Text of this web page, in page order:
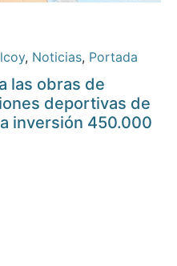
, Noticias, Portada
las obras de
deportivas de
inversión 450.000